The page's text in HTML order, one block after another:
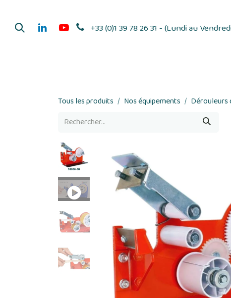
+33 (0)1 39 78 26 31 - (Lundi au
Tous les produits Nos équipements Dérouleurs